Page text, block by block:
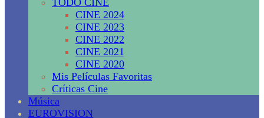
TODO CINE
CINE 2024
CINE 2023
CINE 2022
CINE 2021
CINE 2020
Mis Películas Favoritas
Críticas Cine
Música
EUROVISION